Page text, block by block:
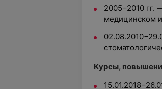
2005−2010 гг.
медицинском
Курсы,